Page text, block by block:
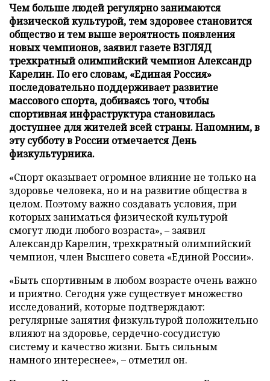
Чем больше людей регулярно занимаются
физической культурой, тем здоровее становится
общество и тем выше вероятность появления
новых чемпионов, заявил газете ВЗГЛЯД
трехкратный олимпийский чемпион Александр
Карелин. По его словам, «Единая Россия»
последовательно поддерживает развитие
массового спорта, добиваясь того, чтобы
спортивная инфраструктура становилась
доступнее для жителей всей страны. Напомним, в
эту субботу в России отмечается День
физкультурника.
«Спорт оказывает огромное влияние не только на
здоровье человека, но и на развитие общества в
целом. Поэтому важно создавать условия, при
которых заниматься физической культурой
смогут люди любого возраста», – заявил
Александр Карелин, трехкратный олимпийский
чемпион, член Высшего совета «Единой России».
«Быть спортивным в любом возрасте очень важно
и приятно. Сегодня уже существует множество
исследований, которые подтверждают:
регулярные занятия физкультурой положительно
влияют на здоровье, сердечно-сосудистую
систему и качество жизни. Быть сильным
намного интереснее», – отметил он.